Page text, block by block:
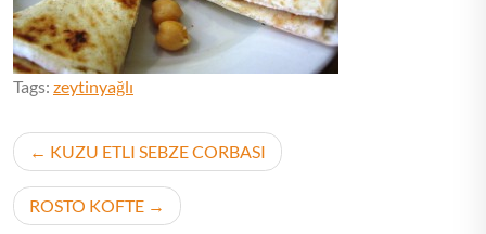
Tags: zeytinyağlı
Post
navigation
KUZU ETLI SEBZE CORBASI
ROSTO KOFTE